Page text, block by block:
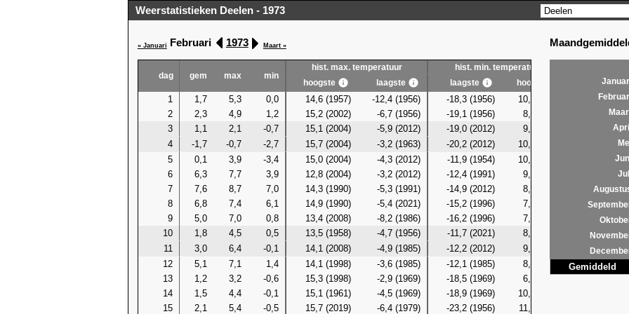
Weerstatistieken Deelen - 1973
« Januari Februari 1973 Maart »
dag gem max min
hist. max. temperatuur hist. min. temperatuur
hist.
hoogste
laagste laagste hoogste laagste
1 1,7 5,3 0,0 14,6 (1957) -12,4 (1956) -18,3 (1956) 10,0 (2016) -15,3
2
2,3 4,9 1,2 15,2 (2002) -6,7 (1956) -19,1 (1956) 8,7 (2004) -12,3
3
1,1 2,1 -0,7 15,1 (2004) -5,9 (2012) -19,0 (2012) 9,9 (2004) -10,8
4
-1,7 -0,7 -2,7 15,7 (2004) -3,2 (1963) -20,2 (2012) 10,8 (2004) -13,2
5
0,1 3,9 -3,4 15,0 (2004) -4,3 (2012) -11,9 (1954) 10,8 (2004) -7,4
6
6,3 7,7 3,9 12,8 (2004) -3,2 (2012) -12,4 (1991) 9,4 (2004) -10,1
7
7,6 8,7 7,0 14,3 (1990) -5,3 (1991) -14,9 (2012) 8,5 (2001) -8,5
8
6,8 7,4 6,1 14,9 (1990) -5,4 (2021) -15,2 (1996) 7,1 (1957) -9,2
9
5,0 7,0 0,8 13,4 (2008) -8,2 (1986) -16,2 (1996) 7,6 (2022) -11,0
10
1,8 4,5 0,5 13,5 (1958) -4,7 (1956) -11,7 (2021) 8,9 (2024) -8,4
11
3,0 6,4 -0,1 14,1 (2008) -4,9 (1985) -12,2 (2012) 9,6 (1974) -7,8
12
5,1 7,1 1,4 14,1 (1998) -3,6 (1985) -12,1 (1985) 8,9 (2002) -8,4
13
1,2 3,2 -0,6 15,3 (1998) -2,9 (1969) -18,5 (1969) 6,7 (1998)
14
1,5 4,4 -0,1 15,1 (1961) -4,5 (1969) -18,9 (1969) 10,3 (1958)
15
2,1 5,4 -0,5 15,7 (2019) -6,4 (1979) -23,2 (1956) 11,1 (2024)
April
Gemiddeld